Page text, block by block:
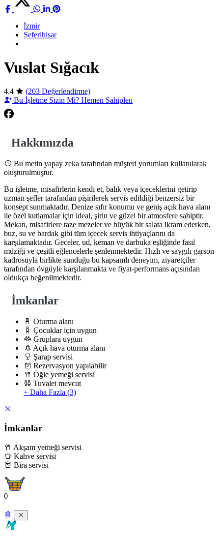
İzmir
Seferihisar
Vuslat Sığacık
4.4
(203 Değerlendirme)
Bu İşletme Sizin Mi? Hemen Sahiplen
Hakkımızda
Bu metin yapay zeka tarafından müşteri yorumları kullanılarak
oluşturulmuştur.
Bu işletme, misafirlerin kendi et, balık veya içeceklerini getirip
uzman şefler tarafından pişirilerek servis edildiği benzersiz bir
konsept sunmaktadır. Denize sıfır konumu ve geniş açık hava alanı
ile özel kutlamalar için ideal, şirin ve güzel bir atmosfere sahiptir.
Mekan, misafirlere taze mezeler ve büyük bir salata ikram ederken,
buz, su ve bardak gibi tüm içecek servis ihtiyaçlarını da
karşılamaktadır. Geceler, ud, keman ve darbuka eşliğinde fasıl
müziği ve çeşitli eğlencelerle şenlenmektedir. Hızlı ve saygılı garson
kadrosuyla birlikte sunduğu bu kapsamlı deneyim, ziyaretçiler
tarafından övgüyle karşılanmakta ve fiyat-performans açısından
oldukça beğenilmektedir.
İmkanlar
Oturma alanı
Çocuklar için uygun
Gruplara uygun
Açık hava oturma alanı
Şarap servisi
Rezervasyon yapılabilir
Öğle yemeği servisi
Tuvalet mevcut
+ Daha Fazla (3)
İmkanlar
Akşam yemeği servisi
Kahve servisi
Bira servisi
0